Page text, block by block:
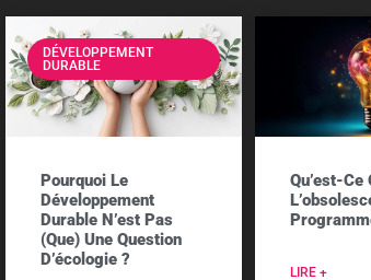
DÉVELOPPEMENT
DURABLE
Pourquoi Le
Développement
Durable N’est Pas
(que) Une Question
D’écologie ?
Qu’est-Ce
LIRE +